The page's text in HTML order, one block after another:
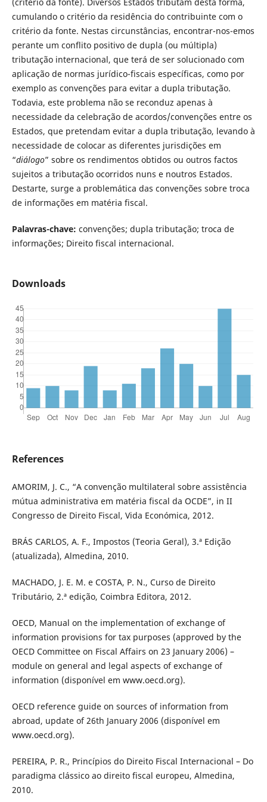
cumulando o critério da residência do contribuinte com o
critério da fonte. Nestas circunstâncias, encontrar-nos-emos
perante um conflito positivo de dupla (ou múltipla)
tributação internacional, que terá de ser solucionado com
aplicação de normas jurídico-fiscais específicas, como por
exemplo as convenções para evitar a dupla tributação.
Todavia, este problema não se reconduz apenas à
necessidade da celebração de acordos/convenções entre os
Estados, que pretendam evitar a dupla tributação, levando à
necessidade de colocar as diferentes jurisdições em
“diálogo” sobre os rendimentos obtidos ou outros factos
sujeitos a tributação ocorridos nuns e noutros Estados.
Destarte, surge a problemática das convenções sobre troca
de informações em matéria fiscal.
Palavras-chave: convenções; dupla tributação; troca de
informações; Direito fiscal internacional.
Downloads
References
AMORIM, J. C., “A convenção multilateral sobre assistência
mútua administrativa em matéria fiscal da OCDE”, in II
Congresso de Direito Fiscal, Vida Económica, 2012.
BRÁS CARLOS, A. F., Impostos (Teoria Geral), 3.ª Edição
(atualizada), Almedina, 2010.
MACHADO, J. E. M. e COSTA, P. N., Curso de Direito
Tributário, 2.ª edição, Coimbra Editora, 2012.
OECD, Manual on the implementation of exchange of
information provisions for tax purposes (approved by the
OECD Committee on Fiscal Affairs on 23 January 2006) –
module on general and legal aspects of exchange of
information (disponível em www.oecd.org).
OECD reference guide on sources of information from
abroad, update of 26th January 2006 (disponível em
www.oecd.org).
PEREIRA, P. R., Princípios do Direito Fiscal Internacional – Do
paradigma clássico ao direito fiscal europeu, Almedina,
2010.